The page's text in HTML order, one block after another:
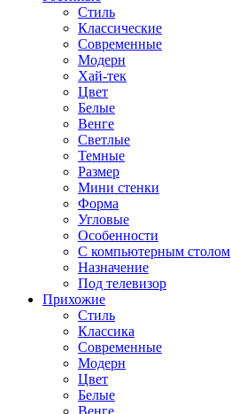
Стиль
Классические
Современные
Модерн
Хай-тек
Цвет
Белые
Венге
Светлые
Темные
Размер
Мини стенки
Форма
Угловые
Особенности
С компьютерным столом
Назначение
Под телевизор
Прихожие
Стиль
Классика
Современные
Модерн
Цвет
Белые
Венге